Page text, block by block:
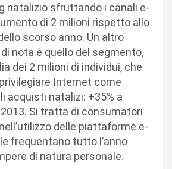
natalizio sfruttando i canali e-
di 2 milioni rispetto allo
scorso anno. Un altro
nota è quello del segmento,
dei 2 milioni di individui, che
Internet come
acquisti natalizi: +35% a
Si tratta di consumatori
delle piattaforme e-
frequentano tutto l’anno
di natura personale.